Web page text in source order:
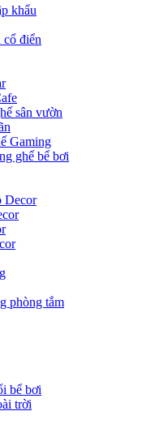
khẩu
cổ điển
sân vườn
Gaming
ghế bể bơi
Decor
phòng tắm
bể bơi
trời